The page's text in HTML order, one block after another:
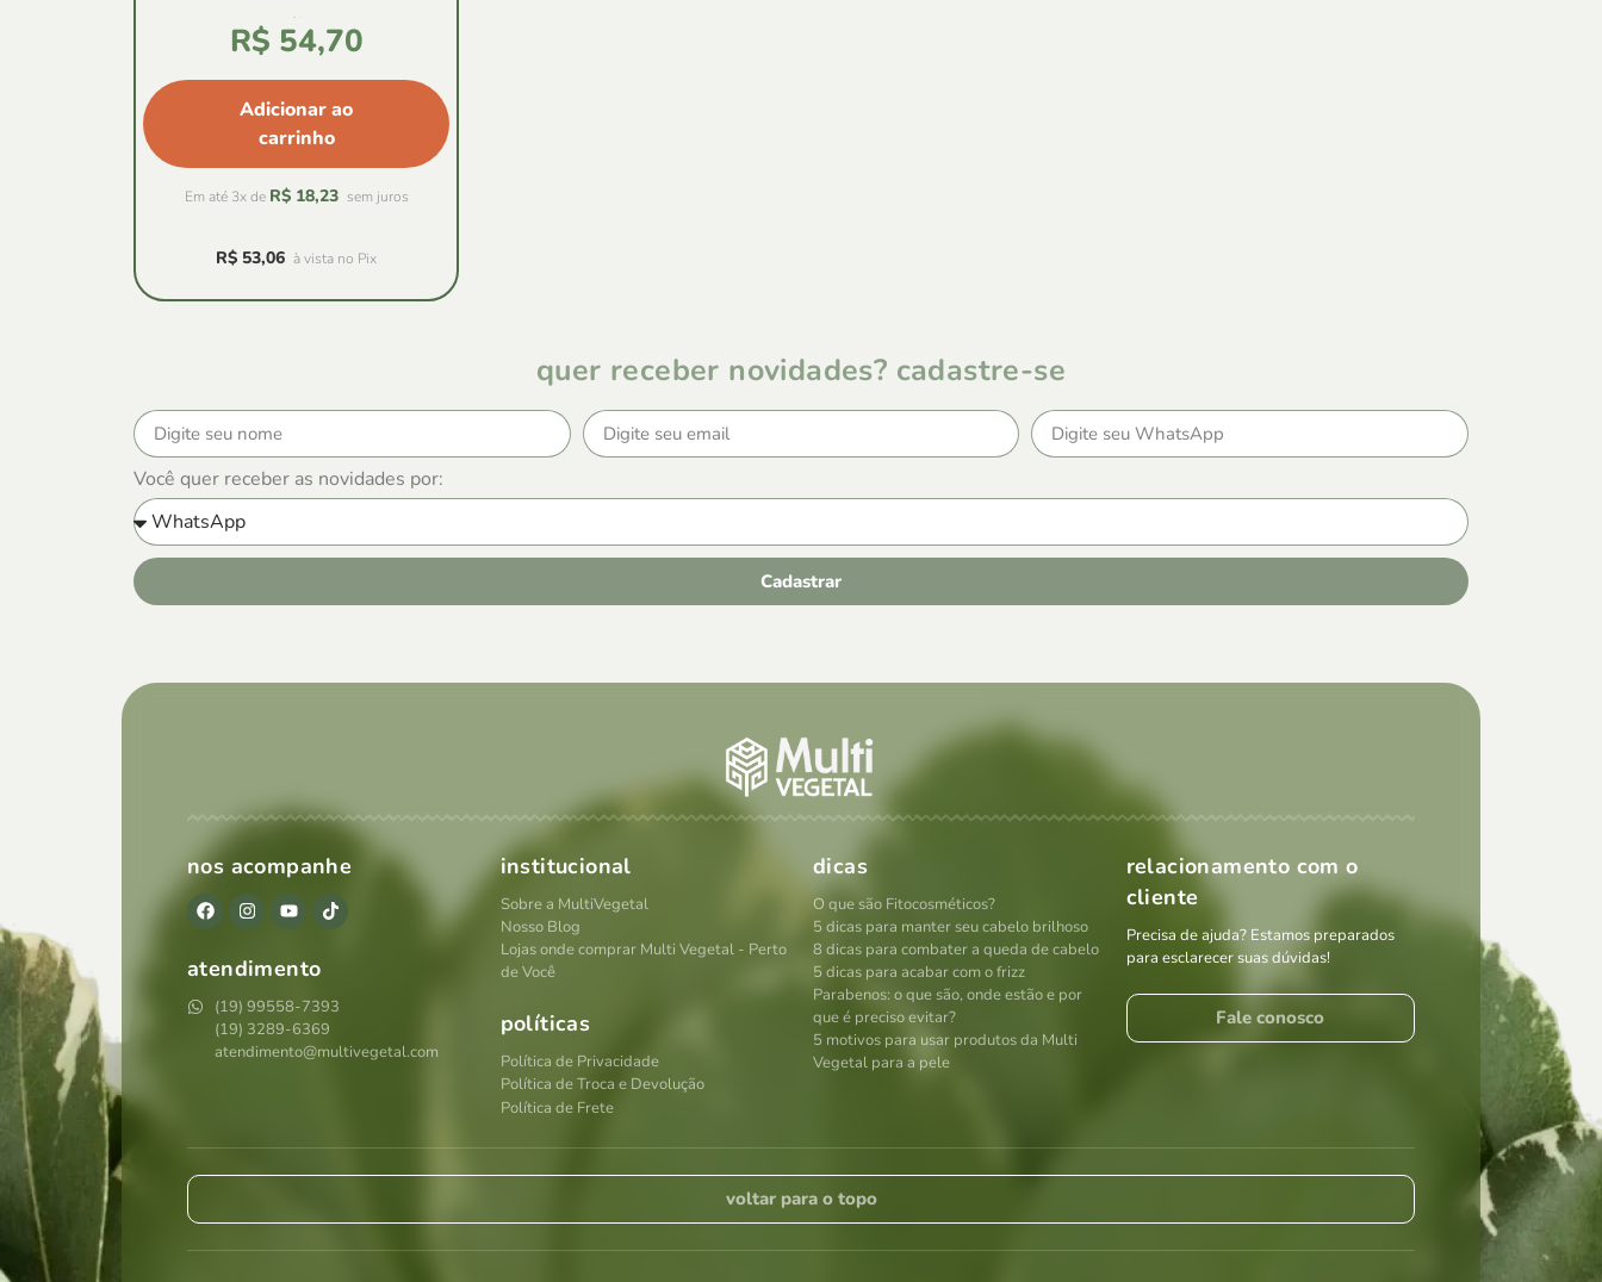
4.80
de
5
R$ 54,70
Adicionar ao
carrinho
Em até 3x de R$18,23 sem juros
R$ 53,06 à vista no Pix
quer receber novidades? cadastre-se
Você quer receber as novidades por:
Cadastrar
nos acompanhe
atendimento
(19) 99558-7393
(19) 3289-6369
atendimento@multivegetal.com
institucional
Sobre a MultiVegetal
Nosso Blog
Lojas onde comprar Multi Vegetal - Perto
de Você
políticas
Política de Privacidade
Política de Troca e Devolução
Política de Frete
dicas
O que são Fitocosméticos?
5 dicas para manter seu cabelo brilhoso
8 dicas para combater a queda de cabelo
5 dicas para acabar com o frizz
Parabenos: o que são, onde estão e por
que é preciso evitar?
5 motivos para usar produtos da Multi
Vegetal para a pele
relacionamento com o
cliente
Precisa de ajuda? Estamos preparados
para esclarecer suas dúvidas!
Fale conosco
voltar para o topo